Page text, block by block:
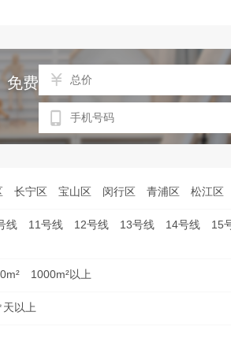
费专车接送等服务
长宁区 宝山区 闵行区 青浦区 松江区
线 11号线 12号线 13号线 14号线 15
1000m²以上
以上